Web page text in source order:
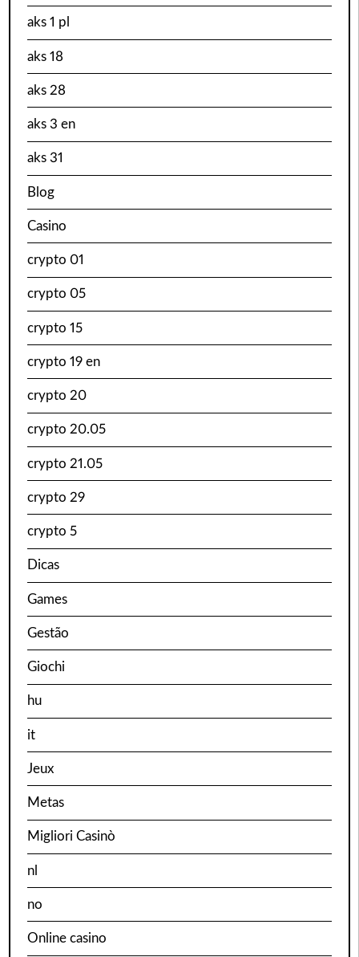
aks 1 pl
aks 18
aks 28
aks 3 en
aks 31
Blog
Casino
crypto 01
crypto 05
crypto 15
crypto 19 en
crypto 20
crypto 20.05
crypto 21.05
crypto 29
crypto 5
Dicas
Games
Gestão
Giochi
hu
it
Jeux
Metas
Migliori Casinò
nl
no
Online casino